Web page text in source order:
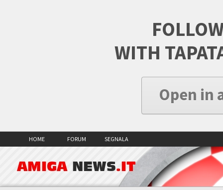
WITH
Open in
HOME FORUM SEGNALA
AMIGA NEWS.IT